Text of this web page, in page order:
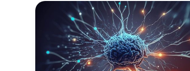
raisonnement
Large
Language